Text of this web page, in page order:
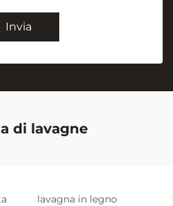
Invia
di lavagne
lavagna in legno